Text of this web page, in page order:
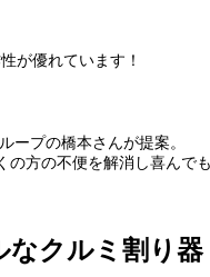
が優れています！
ープの橋本さんが提案。
方の不便を解消し喜んで
なクルミ割り器